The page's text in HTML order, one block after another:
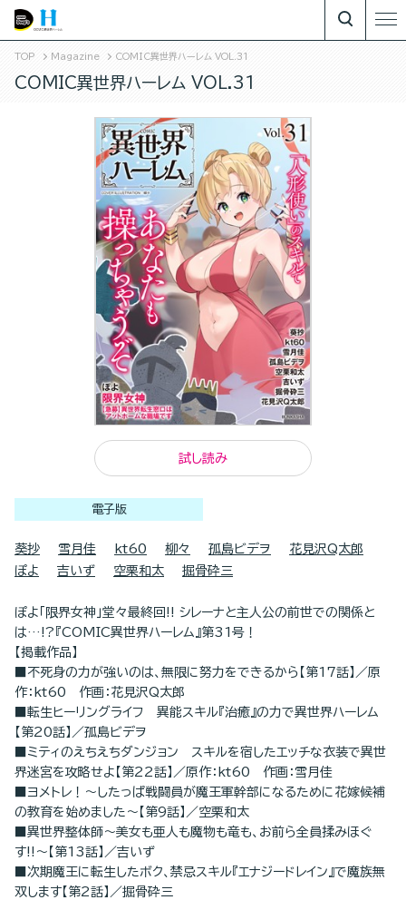
TOP Magazine COMIC異世界ハーレム VOL.31
COMIC異世界ハーレム VOL.31
試し読み
電子版
葵抄 雪月佳 kt60 柳々 孤島ビデヲ
花見沢Q太郎
ぽよ
吉いず 空栗和太 掘骨砕三
ぽよ「限界女神」堂々最終回!! シレーナと主人公の前世での関係と
は…!?『COMIC異世界ハーレム』第31号！
【掲載作品】
■不死身の力が強いのは、無限に努力をできるから【第17話】／原
作：kt60 作画：花見沢Q太郎
■転生ヒーリングライフ 異能スキル『治癒』の力で異世界ハーレム
【第20話】／孤島ビデヲ
■ミティのえちえちダンジョン スキルを宿したエッチな衣装で異世
界迷宮を攻略せよ【第22話】／原作：kt60 作画：雪月佳
■ヨメトレ！～したっぱ戦闘員が魔王軍幹部になるために花嫁候補
の教育を始めました～【第9話】／空栗和太
■異世界整体師～美女も亜人も魔物も竜も、お前ら全員揉みほぐ
す!!～【第13話】／吉いず
■次期魔王に転生したボク、禁忌スキル『エナジードレイン』で魔族無
双します【第2話】／掘骨砕三